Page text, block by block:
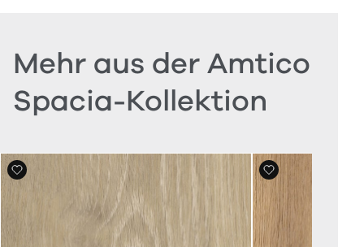
Mehr aus der Amtico
Spacia-Kollektion